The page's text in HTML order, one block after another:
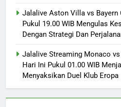
Jalalive Aston Villa vs Bayern
Pukul 19.00 WIB Mengulas
Dengan Strategi Dan
Jalalive Streaming Monaco
Hari Ini Pukul 01.00 WIB
Menyaksikan Duel Klub Eropa